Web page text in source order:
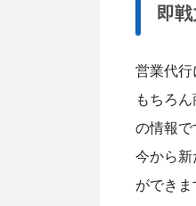
即
営業代行
もちろ
の情報で
今から
ができま